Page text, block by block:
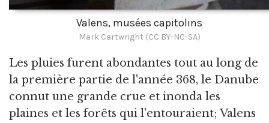
Valens, musées capitolins
Mark Cartwright (CC BY-NC-SA)
Les pluies furent abondantes tout au long de
la première partie de l'année 368, le Danube
connut une grande crue et inonda les
plaines et les forêts qui l'entouraient; Valens